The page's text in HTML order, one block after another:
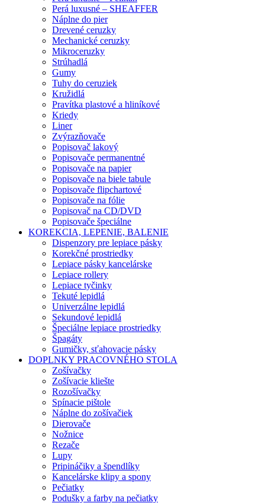
Perá luxusné – SHEAFFER
Náplne do pier
Drevené ceruzky
Mechanické ceruzky
Mikroceruzky
Strúhadlá
Gumy
Tuhy do ceruziek
Kružidlá
Pravítka plastové a hliníkové
Kriedy
Liner
Zvýrazňovače
Popisovač lakový
Popisovače permanentné
Popisovače na papier
Popisovače na biele tabule
Popisovače flipchartové
Popisovače na fólie
Popisovač na CD/DVD
Popisovače špeciálne
KOREKCIA, LEPENIE, BALENIE
Dispenzory pre lepiace pásky
Korekčné prostriedky
Lepiace pásky kancelárske
Lepiace rollery
Lepiace tyčinky
Tekuté lepidlá
Univerzálne lepidlá
Sekundové lepidlá
Špeciálne lepiace prostriedky
Špagáty
Gumičky, sťahovacie pásky
DOPLNKY PRACOVNÉHO STOLA
Zošívačky
Zošívacie kliešte
Rozošívačky
Spínacie pištole
Náplne do zošívačiek
Dierovače
Nožnice
Rezače
Lupy
Pripináčiky a špendlíky
Kancelárske klipy a spony
Pečiatky
Podušky a farby na pečiatky